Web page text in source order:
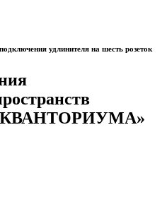
удлинителя на шесть розеток
«КВАНТОРИУМА»